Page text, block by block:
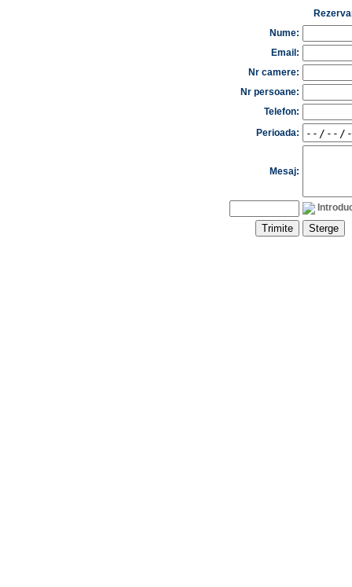
Nume:
Email:
Nr camere:
Nr persoane:
Telefon:
Perioada:
Mesaj: